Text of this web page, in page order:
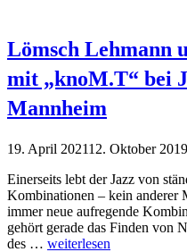
Lömsch Lehmann
mit „knoM.T“ bei
Mannheim
19. April 202112. Oktober 2019
Einerseits lebt der Jazz von
Kombinationen – kein
immer neue aufregende
gehört gerade das Finden von
des … weiterlesen